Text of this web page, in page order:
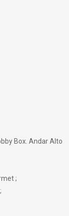
Box. Andar Alto
;